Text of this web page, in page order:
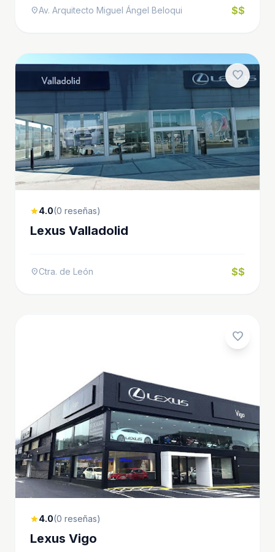
location_onAv. Arquitecto Miguel Ángel Beloqui $$
favorite
star4.0(0 reseñas)
Lexus Valladolid
location_onCtra. de León $$
favorite
star4.0(0 reseñas)
Lexus Vigo